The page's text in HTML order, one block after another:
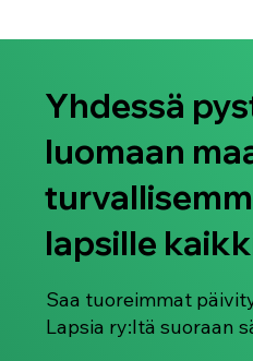
Yhdessä
luomaan
lapsille